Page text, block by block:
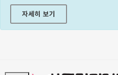
자세히 보기